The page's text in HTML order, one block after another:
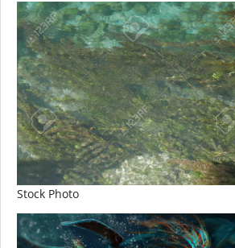
Stock Photo